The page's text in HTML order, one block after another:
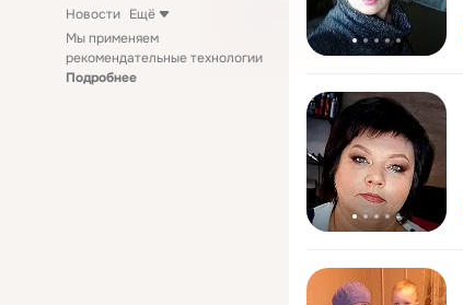
Новости Ещё
Мы применяем
рекомендательные технологии
Подробнее